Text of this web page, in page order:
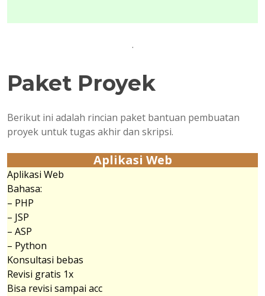
.
Paket Proyek
Berikut ini adalah rincian paket bantuan pembuatan
proyek untuk tugas akhir dan skripsi.
Aplikasi Web
Aplikasi Web
Bahasa:
– PHP
– JSP
– ASP
– Python
Konsultasi bebas
Revisi gratis 1x
Bisa revisi sampai acc